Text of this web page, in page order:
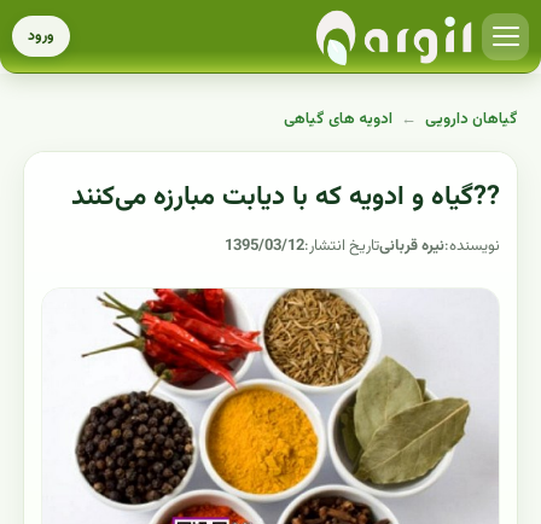
ورود
گیاهان دارویی ← ادویه های گیاهی
??گیاه و ادویه‌ که با دیابت مبارزه می‌کنند
نویسنده:نیره قربانیتاریخ انتشار:1395/03/12